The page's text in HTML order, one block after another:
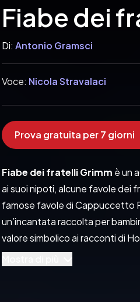
Fiabe dei
Di: Antonio Gramsci
Voce: Nicola Stravalaci
Prova gratuita per 7 giorni
Fiabe dei fratelli Grimm è un
ai suoi nipoti, alcune favole dei
famose favole di Cappuccetto
un’incantata raccolta per
valore simbolico ai racconti di
Contenuto: Fiabe dei fratelli